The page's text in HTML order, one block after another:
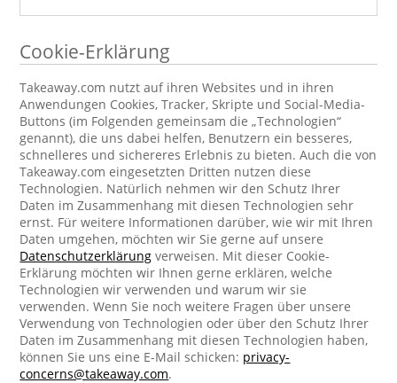
Cookie-Erklärung
Takeaway.com nutzt auf ihren Websites und in ihren
Anwendungen Cookies, Tracker, Skripte und Social-Media-
Buttons (im Folgenden gemeinsam die „Technologien“
genannt), die uns dabei helfen, Benutzern ein besseres,
schnelleres und sichereres Erlebnis zu bieten. Auch die von
Takeaway.com eingesetzten Dritten nutzen diese
Technologien. Natürlich nehmen wir den Schutz Ihrer
Daten im Zusammenhang mit diesen Technologien sehr
ernst. Für weitere Informationen darüber, wie wir mit Ihren
Daten umgehen, möchten wir Sie gerne auf unsere
Datenschutzerklärung verweisen. Mit dieser Cookie-
Erklärung möchten wir Ihnen gerne erklären, welche
Technologien wir verwenden und warum wir sie
verwenden. Wenn Sie noch weitere Fragen über unsere
Verwendung von Technologien oder über den Schutz Ihrer
Daten im Zusammenhang mit diesen Technologien haben,
können Sie uns eine E-Mail schicken: privacy-
concerns@takeaway.com.